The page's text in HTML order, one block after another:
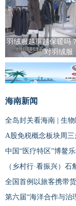
羽绒服越重越保暖吗
对羽绒服
海南新闻
全岛封关看海南 | 生
A股免税概念板块周
中国“医疗特区”博鳌
（乡村行·看振兴）
全国首例以旅客携带
第六届“海洋合作与治